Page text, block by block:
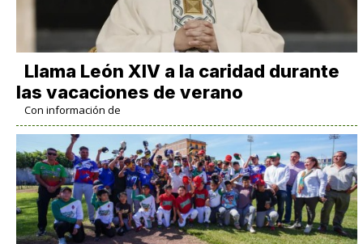
Llama León XIV a la caridad durante
las vacaciones de verano
Con información de